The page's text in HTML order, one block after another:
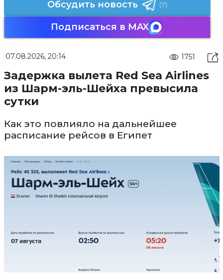
Обсудить новость (7)
Подписаться в MAX
07.08.2026, 20:14 1751
Задержка вылета Red Sea Airlines
из Шарм-эль-Шейха превысила
сутки
Как это повлияло на дальнейшее
расписание рейсов в Египет